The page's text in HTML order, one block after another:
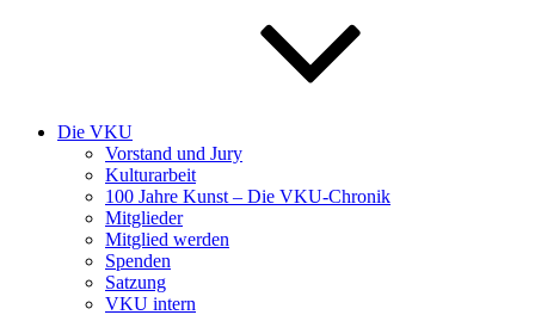
Die VKU
Vorstand und Jury
Kulturarbeit
100 Jahre Kunst – Die VKU-Chronik
Mitglieder
Mitglied werden
Spenden
Satzung
VKU intern